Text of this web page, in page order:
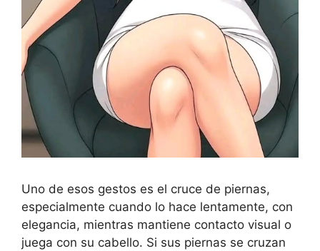
Uno de esos gestos es el cruce de piernas,
especialmente cuando lo hace lentamente, con
elegancia, mientras mantiene contacto visual o
juega con su cabello. Si sus piernas se cruzan